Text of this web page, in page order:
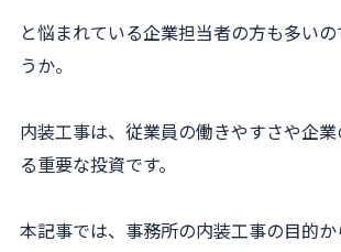
と悩まれている企業担当者の方も多い
うか。
内装工事は、従業員の働きやすさや企
る重要な投資です。
本記事では、事務所の内装工事の目的か